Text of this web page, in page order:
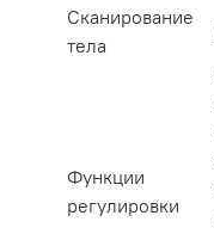
Сканирование
тела
Функции
регулировки